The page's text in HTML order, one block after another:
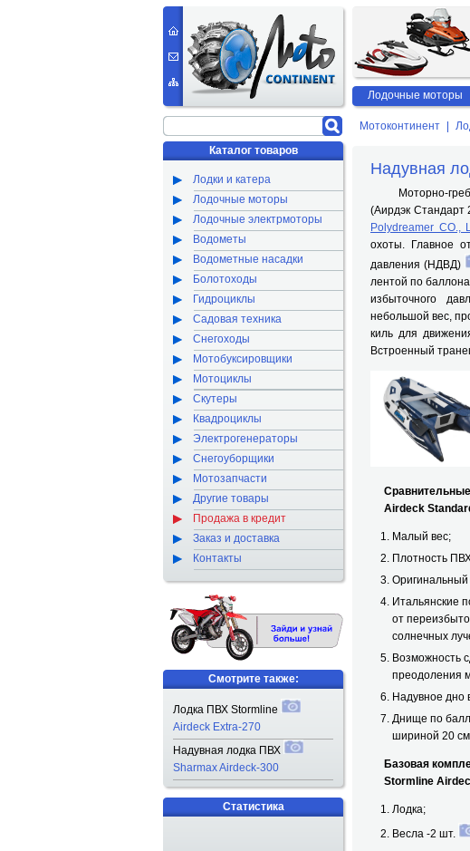
Мотоконтинент
Надувная
Моторно-
(Аирдэк Стандарт
Polydreamer CO.,
охоты. Главное
давления (НДВД)
лентой по
избыточного
небольшой вес,
киль для
Встроенный
Сравнительные
Airdeck
Малый вес;
Плотность
Оригинальный
Итальянские
от
солнечных
Возможность
преодоления
Надувное дно
Днище по
шириной 20
Базовая
Stormline
Лодка;
Весла -2 шт.
Каталог товаров
Лодки и катера
Лодочные моторы
Лодочные электрмоторы
Водометы
Водометные насадки
Болотоходы
Гидроциклы
Садовая техника
Снегоходы
Мотобуксировщики
Мотоциклы
Скутеры
Квадроциклы
Электрогенераторы
Снегоуборщики
Мотозапчасти
Другие товары
Продажа в кредит
Заказ и доставка
Контакты
Смотрите также:
Лодка ПВХ Stormline
Airdeck Extra-270
Надувная лодка ПВХ
Sharmax Airdeck-300
Статистика
Лодочные моторы